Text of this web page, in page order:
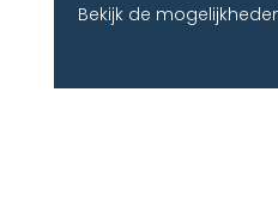
Bekijk de